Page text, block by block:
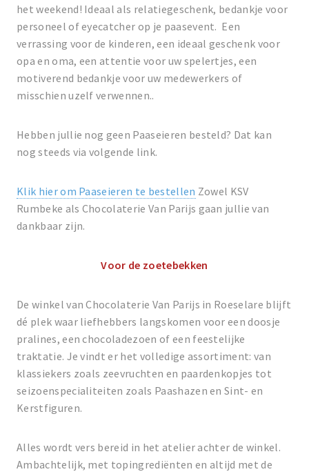
het weekend! Ideaal als relatiegeschenk, bedankje voor
personeel of eyecatcher op je paasevent. Een
verrassing voor de kinderen, een ideaal geschenk voor
opa en oma, een attentie voor uw spelertjes, een
motiverend bedankje voor uw medewerkers of
misschien uzelf verwennen..
Hebben jullie nog geen Paaseieren besteld? Dat kan
nog steeds via volgende link.
Klik hier om Paaseieren te bestellen Zowel KSV
Rumbeke als Chocolaterie Van Parijs gaan jullie van
dankbaar zijn.
Voor de zoetebekken
De winkel van Chocolaterie Van Parijs in Roeselare blijft
dé plek waar liefhebbers langskomen voor een doosje
pralines, een chocoladezoen of een feestelijke
traktatie. Je vindt er het volledige assortiment: van
klassiekers zoals zeevruchten en paardenkopjes tot
seizoenspecialiteiten zoals Paashazen en Sint- en
Kerstfiguren.
Alles wordt vers bereid in het atelier achter de winkel.
Ambachtelijk, met topingrediënten en altijd met de